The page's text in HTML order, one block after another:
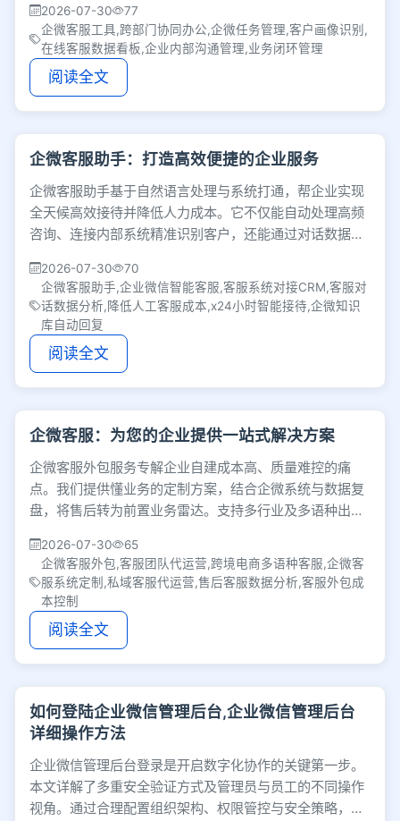
2026-07-30
77
企微客服工具,跨部门协同办公,企微任务管理,客户画像识别,
在线客服数据看板,企业内部沟通管理,业务闭环管理
阅读全文
企微客服助手：打造高效便捷的企业服务
企微客服助手基于自然语言处理与系统打通，帮企业实现
全天候高效接待并降低人力成本。它不仅能自动处理高频
咨询、连接内部系统精准识别客户，还能通过对话数据分
2026-07-30
70
企微客服助手,企业微信智能客服,客服系统对接CRM,客服对
话数据分析,降低人工客服成本,x24小时智能接待,企微知识
库自动回复
阅读全文
企微客服：为您的企业提供一站式解决方案
企微客服外包服务专解企业自建成本高、质量难控的痛
点。我们提供懂业务的定制方案，结合企微系统与数据复
盘，将售后转为前置业务雷达。支持多行业及多语种出海
2026-07-30
65
企微客服外包,客服团队代运营,跨境电商多语种客服,企微客
服系统定制,私域客服代运营,售后客服数据分析,客服外包成
本控制
阅读全文
如何登陆企业微信管理后台,企业微信管理后台
详细操作方法
企业微信管理后台登录是开启数字化协作的关键第一步。
本文详解了多重安全验证方式及管理员与员工的不同操作
视角。通过合理配置组织架构、权限管控与安全策略，能